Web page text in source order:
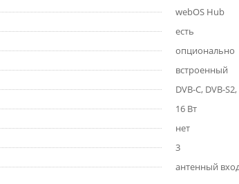
webOS Hub
есть
опционально
встроенный
DVB-C, DVB-
16 Вт
нет
3
антенный